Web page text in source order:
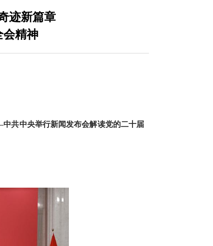
迹新篇章
精神
共中央举行新闻发布会解读党的二十届